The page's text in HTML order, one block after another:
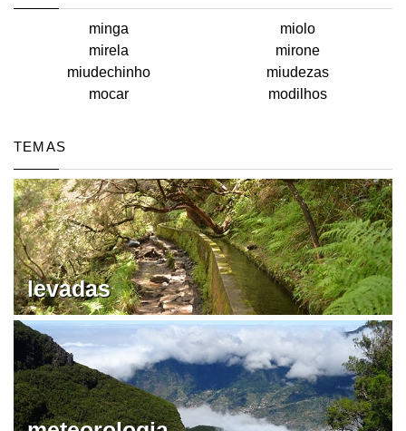
minga
miolo
mirela
mirone
miudechinho
miudezas
mocar
modilhos
TEMAS
levadas